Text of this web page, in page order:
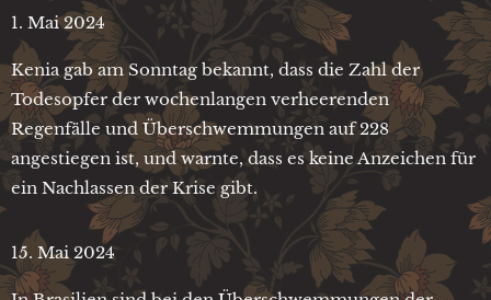
1. Mai 2024
Kenia gab am Sonntag bekannt, dass die Zahl der
Todesopfer der wochenlangen verheerenden
Regenfälle und Überschwemmungen auf 228
angestiegen ist, und warnte, dass es keine Anzeichen für
ein Nachlassen der Krise gibt.
15. Mai 2024